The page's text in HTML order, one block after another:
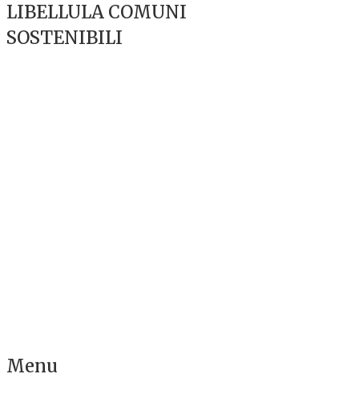
LIBELLULA COMUNI
SOSTENIBILI
Menu